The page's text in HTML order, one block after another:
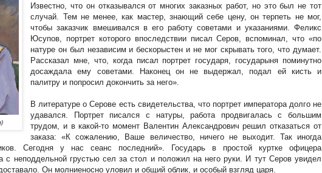
Известно, что он отказывался от многих заказных работ, но это был не тот
случай. Тем не менее, как мастер, знающий себе цену, он терпеть не мог,
чтобы заказчик вмешивался в его работу советами и указаниями. Феликс
Юсупов, портрет которого впоследствии писал Серов, вспоминал, что «по
натуре он был независим и бескорыстен и не мог скрывать того, что думает.
Рассказал мне, что, когда писал портрет государя, государыня поминутно
досаждала ему советами. Наконец он не выдержал, подал ей кисть и
палитру и попросил докончить за него».
В литературе о Серове есть свидетельства, что портрет императора долго не
удавался. Портрет писался с натуры, работа продвигалась с большим
трудом, и в какой-то момент Валентин Александрович решил отказаться от
заказа: «К сожалению, Ваше величество, ничего не выходит. Так иногда
Сегодня у нас сеанс последний». Государь в простой куртке офицера
с неподдельной грустью сел за стол и положил на него руки. И тут Серов увидел
Он молниеносно уловил и общий облик, и особый взгляд царя.